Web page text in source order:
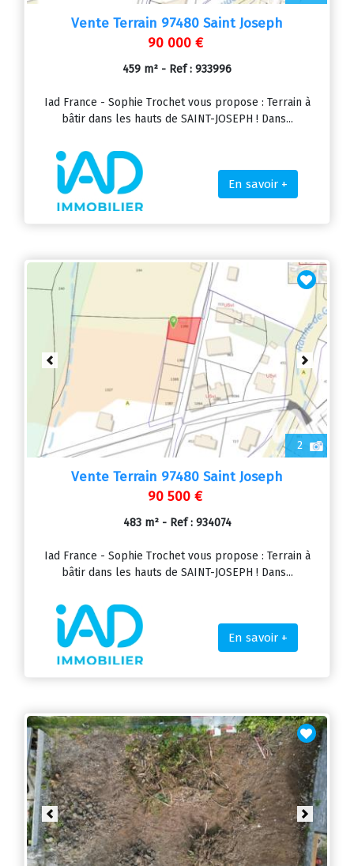
Vente Terrain 97480 Saint Joseph
90 000 €
459 m² - Ref : 933996
Iad France - Sophie Trochet vous propose : Terrain à
bâtir dans les hauts de SAINT-JOSEPH ! Dans...
En savoir +
2
Previous Next
Vente Terrain 97480 Saint Joseph
90 500 €
483 m² - Ref : 934074
Iad France - Sophie Trochet vous propose : Terrain à
bâtir dans les hauts de SAINT-JOSEPH ! Dans...
En savoir +
Previous Next